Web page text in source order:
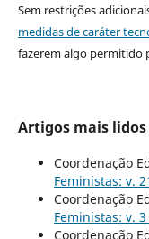
Sem restrições
medidas de caráter
fazerem algo permitido
Artigos mais
Coordenação
Feministas: v.
Coordenação
Feministas: v.
Coordenação